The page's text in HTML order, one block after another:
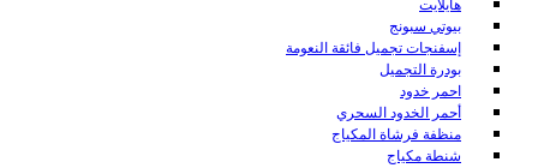
هايلايت
بيوتي سبونج
إسفنجات تجميل فائقة النعومة
بودرة التجميل
احمر خدود
أحمر الخدود السحري
منظفة فرشاة المكياج
شنطة مكياج